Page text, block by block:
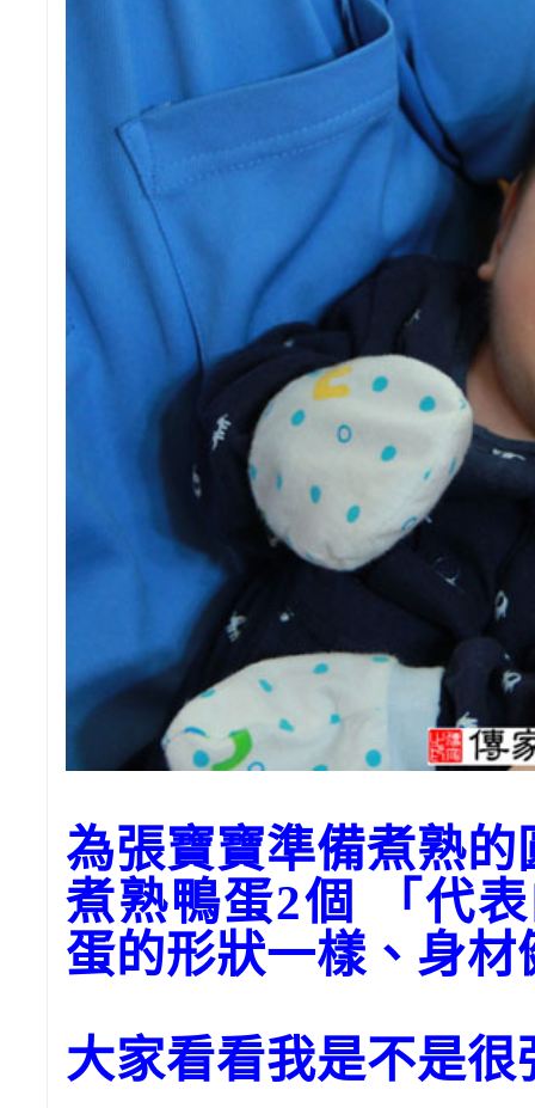
為張寶寶準備煮熟
煮熟鴨蛋2個 「代
蛋的形狀一樣、身材
大家看看我是不是很